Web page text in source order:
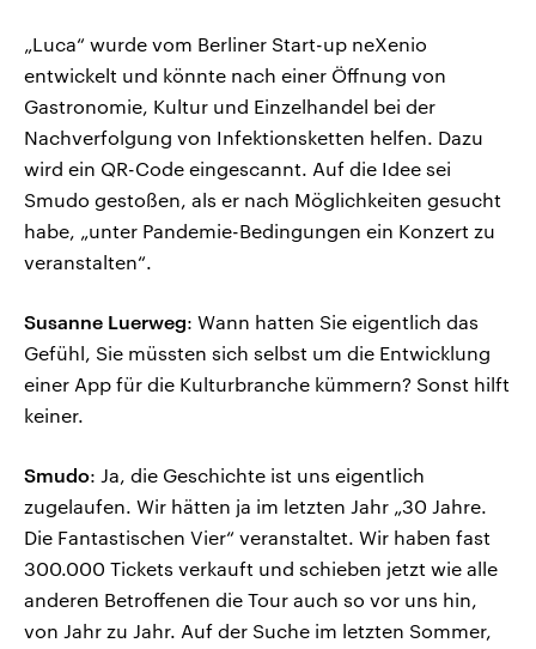
„Luca“ wurde vom Berliner Start-up neXenio
entwickelt und könnte nach einer Öffnung von
Gastronomie, Kultur und Einzelhandel bei der
Nachverfolgung von Infektionsketten helfen. Dazu
wird ein QR-Code eingescannt. Auf die Idee sei
Smudo gestoßen, als er nach Möglichkeiten gesucht
habe, „unter Pandemie-Bedingungen ein Konzert zu
veranstalten“.
Susanne Luerweg: Wann hatten Sie eigentlich das
Gefühl, Sie müssten sich selbst um die Entwicklung
einer App für die Kulturbranche kümmern? Sonst hilft
keiner.
Smudo: Ja, die Geschichte ist uns eigentlich
zugelaufen. Wir hätten ja im letzten Jahr „30 Jahre.
Die Fantastischen Vier“ veranstaltet. Wir haben fast
300.000 Tickets verkauft und schieben jetzt wie alle
anderen Betroffenen die Tour auch so vor uns hin,
von Jahr zu Jahr. Auf der Suche im letzten Sommer,